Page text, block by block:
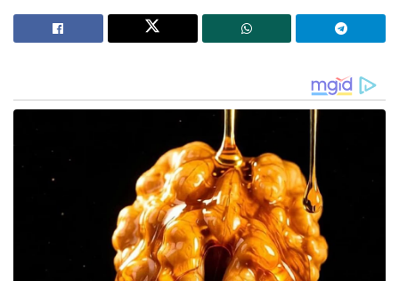
പ്രധാനമന്ത്രി നരേന്ദ്രമോദിയുമായി സിന്ധ്യ ഇന്ന്
രാവിലെ കൂടിക്കാഴ്ച നടത്തിയിരുന്നു. അദ്ദേഹം മോദി
ചര്‍ച്ച ചെയ്തുവെന്നാണ് വിവരം. ആഭ്യന്തരമന്ത്രി
അമിത് ഷായ്‌ക്കൊപ്പമാണ് അദ്ദേഹം മോദിയെ
കണ്ടത്. ബിജെപിയില്‍ ചേരണമെന്ന നിര്‍ദ്ദേശം മോദി
മുന്നോട്ട് വച്ചുവെന്നാണ് സൂചന. ഇന്ന് വൈകിട്ടോടെ
മധ്യപ്രദേശിലെ രാഷ്ട്രീയ നീക്കങ്ങള്‍ക്ക് വ്യക്തത
വരുമെന്നാണ് വിലയിരുത്തല്‍